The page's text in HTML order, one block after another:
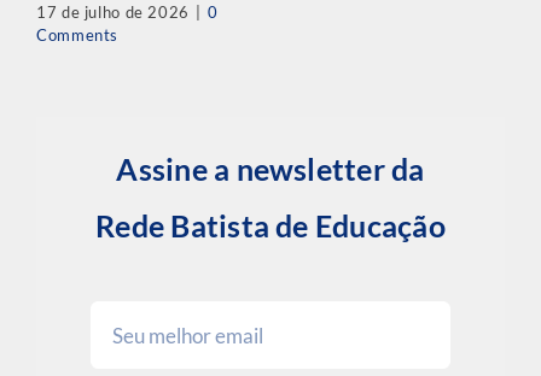
17 de julho de 2026
0
Comments
Assine a newsletter da
Rede Batista de Educação